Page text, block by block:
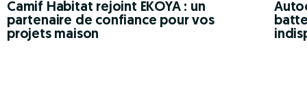
Camif Habitat rejoint EKOYA : un
partenaire de confiance pour vos
projets maison